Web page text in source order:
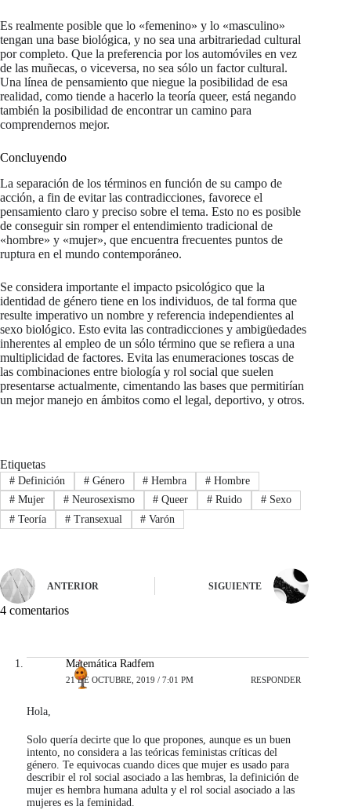
Es realmente posible que lo «femenino» y lo «masculino»
tengan una base biológica, y no sea una arbitrariedad cultural
por completo. Que la preferencia por los automóviles en vez
de las muñecas, o viceversa, no sea sólo un factor cultural.
Una línea de pensamiento que niegue la posibilidad de esa
realidad, como tiende a hacerlo la teoría queer, está negando
también la posibilidad de encontrar un camino para
comprendernos mejor.
Concluyendo
La separación de los términos en función de su campo de
acción, a fin de evitar las contradicciones, favorece el
pensamiento claro y preciso sobre el tema. Esto no es posible
de conseguir sin romper el entendimiento tradicional de
«hombre» y «mujer», que encuentra frecuentes puntos de
ruptura en el mundo contemporáneo.
Se considera importante el impacto psicológico que la
identidad de género tiene en los individuos, de tal forma que
resulte imperativo un nombre y referencia independientes al
sexo biológico. Esto evita las contradicciones y ambigüedades
inherentes al empleo de un sólo término que se refiera a una
multiplicidad de factores. Evita las enumeraciones toscas de
las combinaciones entre biología y rol social que suelen
presentarse actualmente, cimentando las bases que permitirían
un mejor manejo en ámbitos como el legal, deportivo, y otros.
Etiquetas
#Definición #Género # Hembra # Hombre
#Mujer #Neurosexismo # Queer # Ruido # Sexo
#Teoría #Transexual # Varón
ANTERIOR SIGUIENTE
4 comentarios
Matemática Radfem
21 DE OCTUBRE, 2019 / 7:01 PM RESPONDER
Hola,
Solo quería decirte que lo que propones, aunque es un buen
intento, no considera a las teóricas feministas críticas del
género. Te equivocas cuando dices que mujer es usado para
describir el rol social asociado a las hembras, la definición de
mujer es hembra humana adulta y el rol social asociado a las
mujeres es la feminidad.